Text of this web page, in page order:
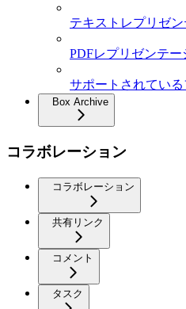
テキストレプリゼ
PDFレプリゼンテ
サポートされてい
Box Archive
コラボレーション
コラボレーション
共有リンク
コメント
タスク